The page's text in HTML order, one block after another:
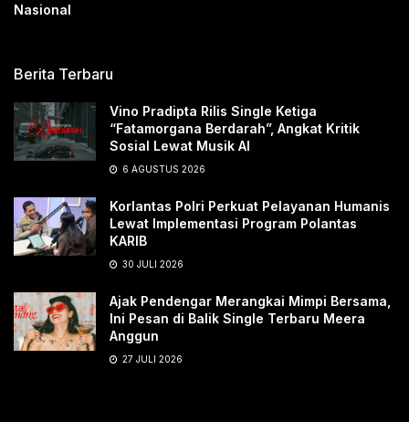
Nasional
Berita Terbaru
Vino Pradipta Rilis Single Ketiga
“Fatamorgana Berdarah”, Angkat Kritik
Sosial Lewat Musik AI
6 AGUSTUS 2026
Korlantas Polri Perkuat Pelayanan Humanis
Lewat Implementasi Program Polantas
KARIB
30 JULI 2026
Ajak Pendengar Merangkai Mimpi Bersama,
Ini Pesan di Balik Single Terbaru Meera
Anggun
27 JULI 2026